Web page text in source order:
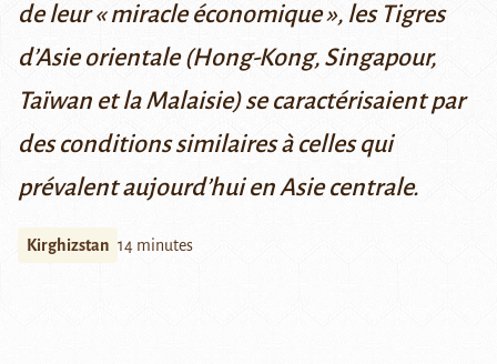
de leur « miracle économique », les Tigres
d’Asie orientale (Hong-Kong, Singapour,
Taïwan et la Malaisie) se caractérisaient par
des conditions similaires à celles qui
prévalent aujourd’hui en Asie centrale.
Kirghizstan 14 minutes